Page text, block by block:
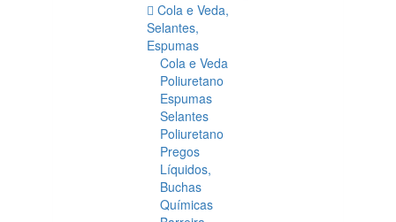
Cola e Veda,
Selantes,
Espumas
Cola e Veda
Poliuretano
Espumas
Selantes
Poliuretano
Pregos
Líquidos,
Buchas
Químicas